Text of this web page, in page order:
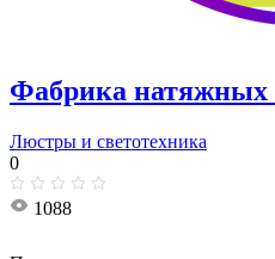
Фабрика натяжных
Люстры и светотехника
0
1088